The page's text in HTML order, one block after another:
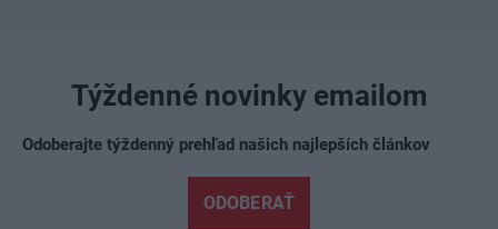
Týždenné novinky emailom
Odoberajte týždenný prehľad našich najlepších článkov
ODOBERAŤ